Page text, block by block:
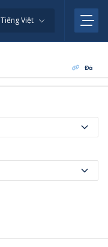
Tiếng Việt
Đá